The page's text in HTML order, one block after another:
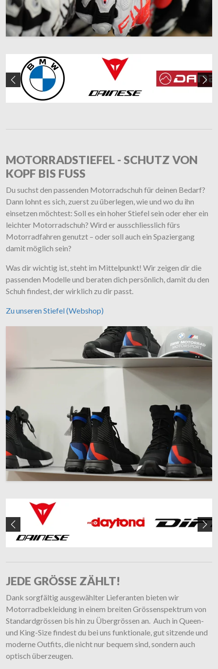
Zurück
MOTORRADSTIEFEL - SCHUTZ VON
KOPF BIS FUSS
Du suchst den passenden Motorradschuh für deinen Bedarf?
Dann lohnt es sich, zuerst zu überlegen, wie und wo du ihn
einsetzen möchtest: Soll es ein hoher Stiefel sein oder eher ein
leichter Motorradschuh? Wird er ausschliesslich fürs
Motorradfahren genutzt – oder soll auch ein Spaziergang
damit möglich sein?
Was dir wichtig ist, steht im Mittelpunkt! Wir zeigen dir die
passenden Modelle und beraten dich persönlich, damit du den
Schuh findest, der wirklich zu dir passt.
Zu unseren Stiefel (Webshop)
Zurück
JEDE GRÖSSE ZÄHLT!
Dank sorgfältig ausgewählter Lieferanten bieten wir
Motorradbekleidung in einem breiten Grössenspektrum von
Standardgrössen bis hin zu Übergrössen an. Auch in Queen-
und King-Size findest du bei uns funktionale, gut sitzende und
moderne Outfits, die nicht nur bequem sind, sondern auch
optisch überzeugen.